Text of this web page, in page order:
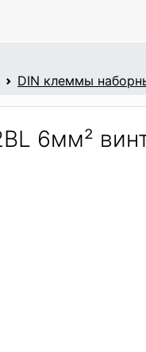
DIN клеммы
6мм²